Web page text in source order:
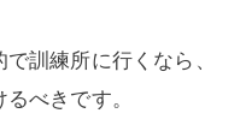
訓練所に行くなら、
べきです。